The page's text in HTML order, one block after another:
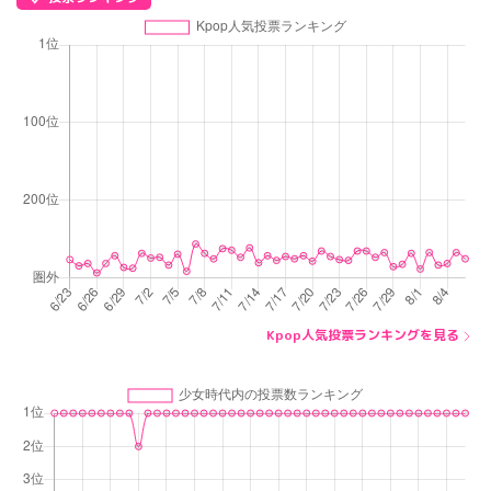
Kpop人気投票ランキングを見る